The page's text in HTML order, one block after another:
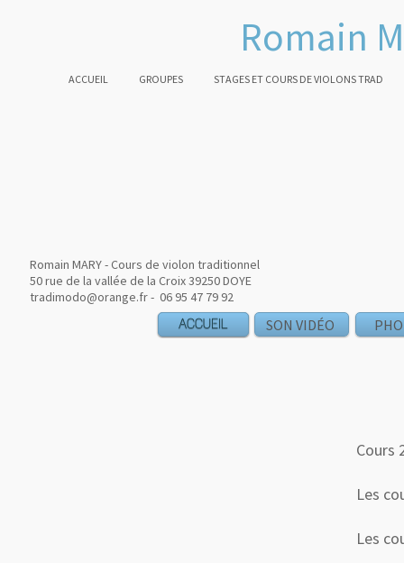
Romain
ACCUEIL GROUPES STAGES ET COURS DE VIOLONS TRAD
Cours
Les
Les
SON VIDÉO
Romain MARY - Cours de violon traditionnel
50 rue de la vallée de la Croix 39250 DOYE
tradimodo@orange.fr - 06 95 47 79 92
ACCUEIL
ACCUEIL